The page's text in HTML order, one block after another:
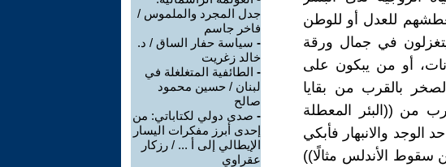
للعدل أو للوطن
يتغزلون في جمال ورقة
أو من يبكون على
بالقرب من بقايا
من ((البئر المعطلة
والانبهار فأبكي
سقوط الأندلس مثالًا))
جدل المجرد والملموس /
فاخر جاسم
- سياسة حفار الساق / د.
خالد زغريت
- الطائفية المتغلغلة في
لبنان / حسين محمود
صالح
- صدى دولي لكتاباتي: من
إحدى أبرز مفكرات اليسار
الإيطالي إلى أ ... / رزكار
عقراوي